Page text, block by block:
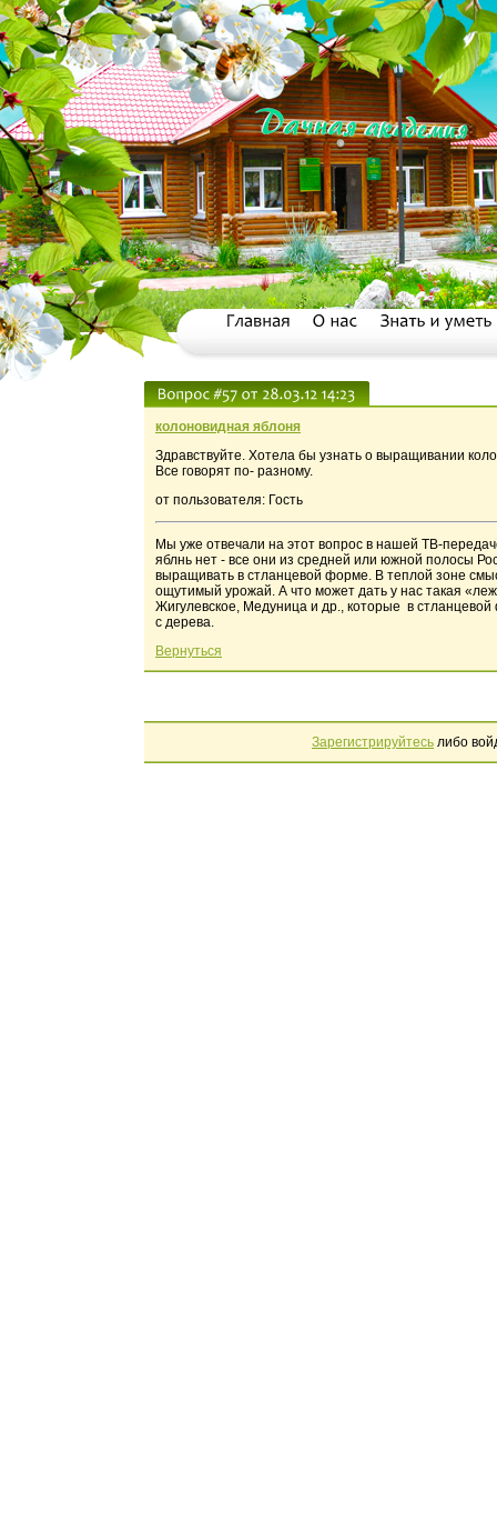
колоновидная яблоня
Здравствуйте. Хотела бы узнать о выращивании
Все говорят по- разному.
от пользователя: Гость
Мы уже отвечали на этот вопрос в нашей ТВ-
яблнь нет - все они из средней или южной полосы
выращивать в стланцевой форме. В теплой зоне
ощутимый урожай. А что может дать у нас такая
Жигулевское, Медуница и др., которые в стланцевой
с дерева.
Вернуться
Зарегистрируйтесь либо